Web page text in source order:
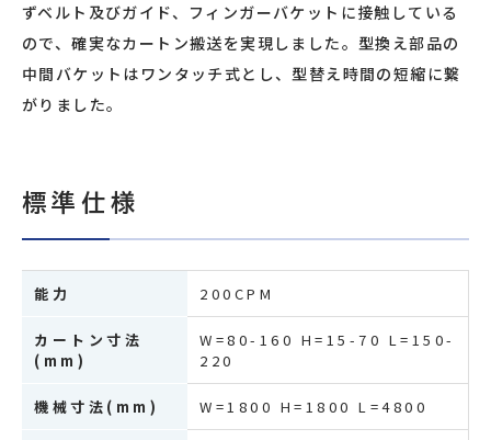
ずベルト及びガイド、フィンガーバケットに接触している
ので、確実なカートン搬送を実現しました。型換え部品の
中間バケットはワンタッチ式とし、型替え時間の短縮に繋
がりました。
標準仕様
能力 200CPM
カートン寸法
(mm)
W=80-160 H=15-70 L=150-
220
機械寸法(mm) W=1800 H=1800 L=4800